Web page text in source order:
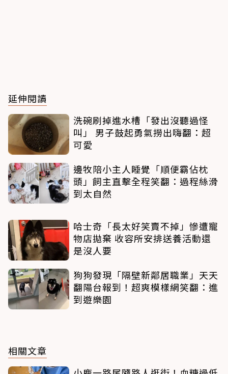
延伸閱讀
洗碗刷掉進水槽「發出沒聽過怪
叫」 男子鼓起勇氣撈出嗨翻：超
可愛
邊牧陪小主人睡覺「順便霸佔枕
頭」飼主直擊全程笑翻：過程絲滑
到太自然
哈士奇「長太好笑賣不掉」慘遭寵
物店拋棄 收容所安排送養活動還
是沒人要
狗狗發現「隔壁新鄰居職業」天天
翻陽台報到！超爽模樣網笑翻：進
到遊樂園
相關文章